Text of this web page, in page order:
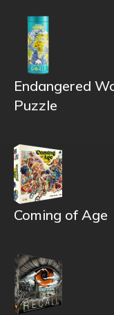
Endangered
Puzzle
Coming of Age